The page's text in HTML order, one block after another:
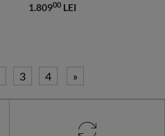
1.80900 LEI
3 4 »